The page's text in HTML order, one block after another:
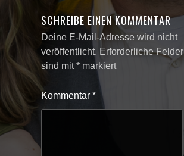
SCHREIBE EINEN KOMMENTAR
Deine E-Mail-Adresse wird nicht
veröffentlicht. Erforderliche Felder
sind mit* markiert
Kommentar *